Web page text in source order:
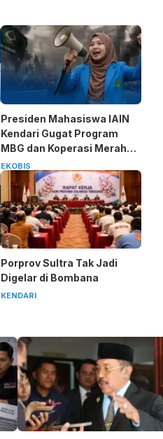
Presiden Mahasiswa IAIN
Kendari Gugat Program
MBG dan Koperasi Merah
Putih
EKOBIS
Porprov Sultra Tak Jadi
Digelar di Bombana
KENDARI